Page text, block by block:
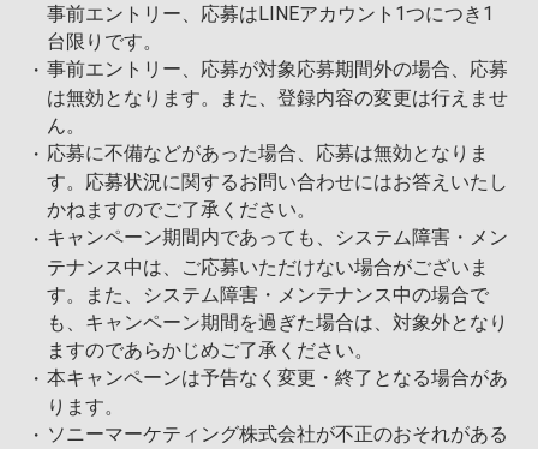
事前エントリー、応募はLINEアカウント1つにつき1
台限りです。
事前エントリー、応募が対象応募期間外の場合、応募
は無効となります。また、登録内容の変更は⾏えませ
ん。
応募に不備などがあった場合、応募は無効となりま
す。応募状況に関するお問い合わせにはお答えいたし
かねますのでご了承ください。
キャンペーン期間内であっても、システム障害・メン
テナンス中は、ご応募いただけない場合がございま
す。また、システム障害・メンテナンス中の場合で
も、キャンペーン期間を過ぎた場合は、対象外となり
ますのであらかじめご了承ください。
本キャンペーンは予告なく変更・終了となる場合があ
ります。
ソニーマーケティング株式会社が不正のおそれがある